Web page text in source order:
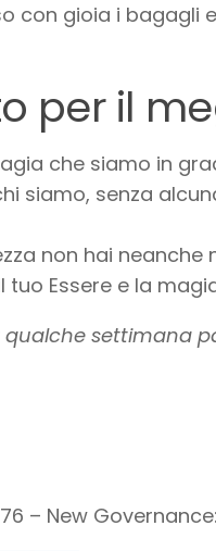
con gioia i bagagli
per il
che siamo in
siamo, senza
non hai neanche
Essere e la
settimana
– New